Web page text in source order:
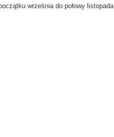
września do połowy listopada.